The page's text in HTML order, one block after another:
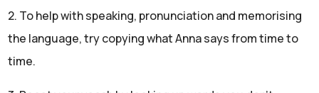
Anna:
Siamo in due e con me c'è Alberto. Alberto lavora a
Venezia e diciamo che la sua esperienza lavorativa è un
2. To help with speaking, pronunciation and memorising
the language, try copying what Anna says from time to
time.